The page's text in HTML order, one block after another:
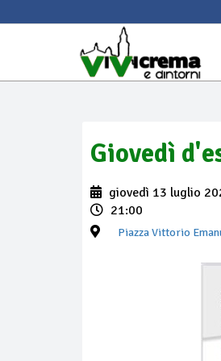
Giovedì
giovedì 13 luglio
21:00
Piazza Vittorio